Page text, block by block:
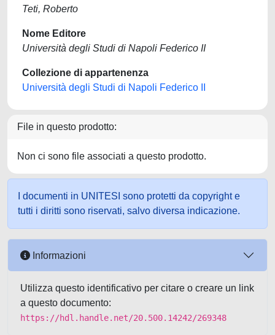
Teti, Roberto
Nome Editore
Università degli Studi di Napoli Federico II
Collezione di appartenenza
Università degli Studi di Napoli Federico II
File in questo prodotto:
Non ci sono file associati a questo prodotto.
I documenti in UNITESI sono protetti da copyright e
tutti i diritti sono riservati, salvo diversa indicazione.
Informazioni
Utilizza questo identificativo per citare o creare un link
a questo documento:
https://hdl.handle.net/20.500.14242/269348